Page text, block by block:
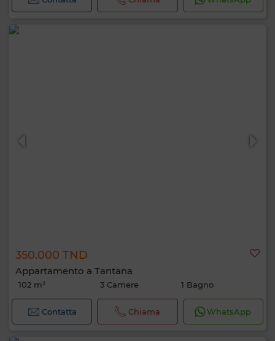
350.000 TND
Appartamento a Tantana
102 m² 3 Camere 1 Bagno
Contatta Chiama WhatsApp